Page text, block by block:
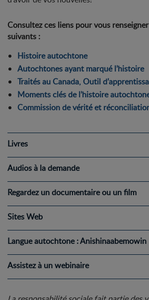
Consultez ces liens pour vous
suivants :
Histoire autochtone
Autochtones ayant marqué l’histoire
Traités au Canada, Outil
Moments clés de l’histoire
Commission de vérité et
Livres
Audios à la demande
Regardez un documentaire ou un film
Sites Web
Langue autochtone : Anishinaabemowin
Assistez à un webinaire